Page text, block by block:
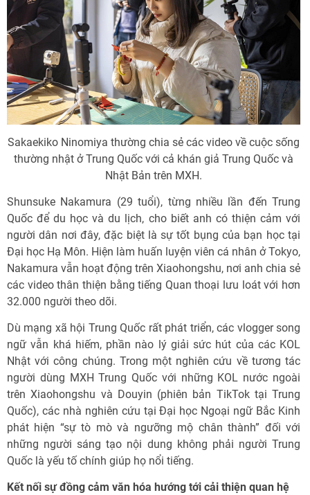
Sakaekiko Ninomiya thường chia sẻ các video về cuộc sống
thường nhật ở Trung Quốc với cả khán giả Trung Quốc và
Nhật Bản trên MXH.
Shunsuke Nakamura (29 tuổi), từng nhiều lần đến Trung
Quốc để du học và du lịch, cho biết anh có thiện cảm với
người dân nơi đây, đặc biệt là sự tốt bụng của bạn học tại
Đại học Hạ Môn. Hiện làm huấn luyện viên cá nhân ở Tokyo,
Nakamura vẫn hoạt động trên Xiaohongshu, nơi anh chia sẻ
các video thân thiện bằng tiếng Quan thoại lưu loát với hơn
32.000 người theo dõi.
Dù mạng xã hội Trung Quốc rất phát triển, các vlogger song
ngữ vẫn khá hiếm, phần nào lý giải sức hút của các KOL
Nhật với công chúng. Trong một nghiên cứu về tương tác
người dùng MXH Trung Quốc với những KOL nước ngoài
trên Xiaohongshu và Douyin (phiên bản TikTok tại Trung
Quốc), các nhà nghiên cứu tại Đại học Ngoại ngữ Bắc Kinh
phát hiện “sự tò mò và ngưỡng mộ chân thành” đối với
những người sáng tạo nội dung không phải người Trung
Quốc là yếu tố chính giúp họ nổi tiếng.
Kết nối sự đồng cảm văn hóa hướng tới cải thiện quan hệ